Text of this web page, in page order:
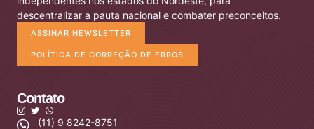
descentralizar a pauta nacional e combater preconceitos.
ASSINAR NEWSLETTER
POLÍTICA DE CORREÇÃO DE ERROS
Contato
(11) 9 8242-8751